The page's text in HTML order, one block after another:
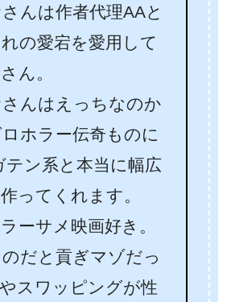
んは作者代理AAと
の愛宕を愛用して
ん。
んはえっちなのか
ホラー伝奇ものに
テン系と本当に幅広
ってくれます。
ーサメ映画好き。
だと貢ぎマゾだっ
スワッピングが性